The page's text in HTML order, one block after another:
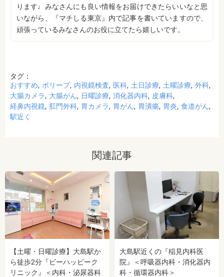
ります♩みなさんにも良い情報をお届けできたらいいなと思
いながら、『マチしる東京』内で記事を書いていますので、
頑張っているみなさんのお役に立てたら嬉しいです。
タグ：
おすすめ ポリープ 内視鏡検査 医科 土日診療 土曜診療 外科
大腸カメラ
大腸がん 日曜診療 消化器内科 皮膚科
経鼻内視鏡 肛門外科 胃カメラ 胃がん 胃潰瘍 胃炎 食道がん
駅近く
関連記事
【土曜・日曜診療】大島駅か
ら徒歩2分『ビーハッピーク
リニック』＜内科・泌尿器科
大島駅近くの『稲見内科医
院』＜呼吸器内科・消化器内
科・循環器内科＞